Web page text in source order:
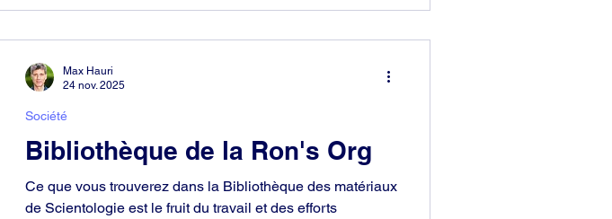
excuse ni détour. Tout droit. Jusqu’au bout.
Bibliothèque de la Ron's Org
Ce que vous trouverez dans la Bibliothèque des matériaux
de Scientologie est le fruit du travail et des efforts
Société
Max Hauri
24 nov. 2025